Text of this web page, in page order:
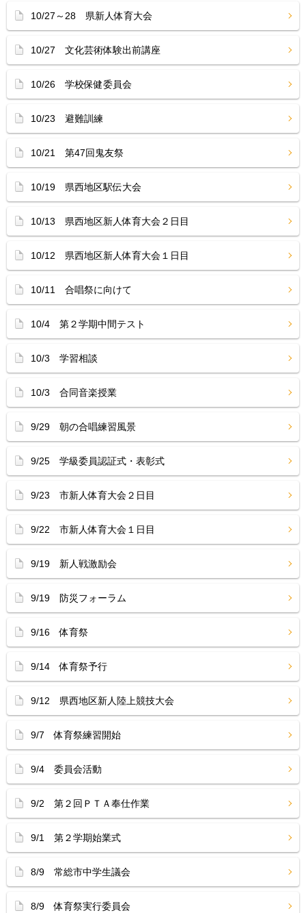
10/27～28 県新人体育大会
10/27 文化芸術体験出前講座
10/26 学校保健委員会
10/23 避難訓練
10/21 第47回鬼友祭
10/19 県西地区駅伝大会
10/13 県西地区新人体育大会２日目
10/12 県西地区新人体育大会１日目
10/11 合唱祭に向けて
10/4 第２学期中間テスト
10/3 学習相談
10/3 合同音楽授業
9/29 朝の合唱練習風景
9/25 学級委員認証式・表彰式
9/23 市新人体育大会２日目
9/22 市新人体育大会１日目
9/19 新人戦激励会
9/19 防災フォーラム
9/16 体育祭
9/14 体育祭予行
9/12 県西地区新人陸上競技大会
9/7 体育祭練習開始
9/4 委員会活動
9/2 第２回ＰＴＡ奉仕作業
9/1 第２学期始業式
8/9 常総市中学生議会
8/9 体育祭実行委員会